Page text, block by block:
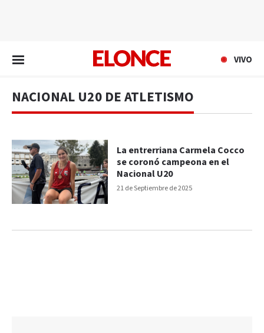
VIVO
NACIONAL U20 DE ATLETISMO
21 de Septiembre de 2025
La entrerriana Carmela Cocco
se coronó campeona en el
Nacional U20